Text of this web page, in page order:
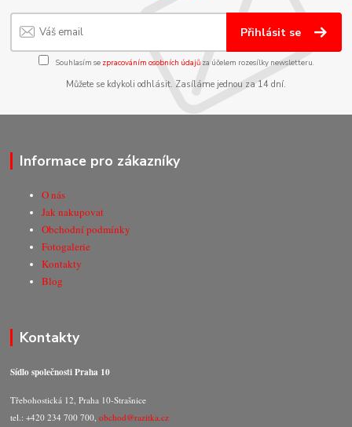
Přihlásit se
Souhlasím se zpracováním osobních údajůza účelem rozesílky newsletteru.
Můžete se kdykoli odhlásit. Zasíláme jednou za 14 dní.
Informace pro zákazníky
O nás
Jak nakupovat
Obchodní podmínky
Fotogalerie
Kontakty
Blog
Kontakty
Sídlo společnosti Praha 10
Třebohostická 12, Praha 10-Strašnice
tel.: +420 234 700 700,obchod@razitka.cz